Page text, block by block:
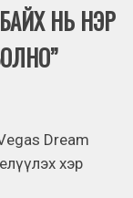
НЬ НЭР
Dream
хэр